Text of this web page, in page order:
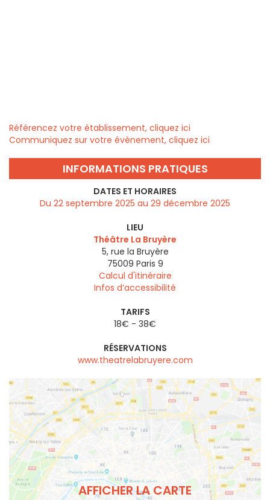
Référencez votre établissement, cliquez ici
Communiquez sur votre évènement, cliquez ici
INFORMATIONS PRATIQUES
DATES ET HORAIRES
Du 22 septembre 2025 au 29 décembre 2025
LIEU
Théâtre La Bruyère
5, rue la Bruyère
75009 Paris 9
Calcul d'itinéraire
Infos d’accessibilité
TARIFS
18€ - 38€
RÉSERVATIONS
www.theatrelabruyere.com
AFFICHER LA CARTE